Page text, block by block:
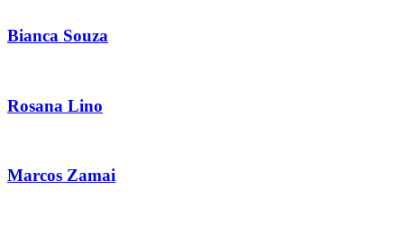
Bianca Souza
Rosana Lino
Marcos Zamai